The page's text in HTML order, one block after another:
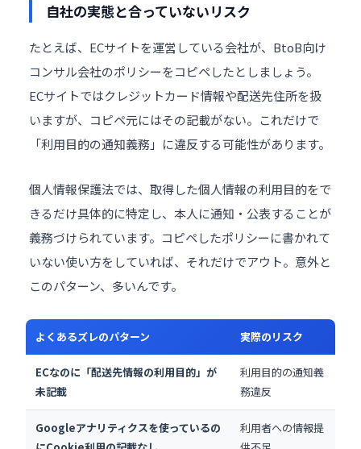
自社の実態と合っていないリスク
たとえば、ECサイトを運営している会社が、BtoB向け
コンサル会社のポリシーをコピペしたとしましょう。
ECサイトではクレジットカード情報や配送先住所を扱
いますが、コピペ元にはその記載がない。これだけで
「利用目的の通知義務」に違反する可能性があります。
個人情報保護法では、取得した個人情報の利用目的をで
きるだけ具体的に特定し、本人に通知・公表することが
義務づけられています。コピペしたポリシーに書かれて
いない使い方をしていれば、それだけでアウト。意外と
このパターン、多いんです。
よくあるズレのパターン 実際のリスク
ECなのに「配送先情報の利用目的」が
未記載
利用目的の通知義
務違反
Googleアナリティクスを使っているの
利用者への情報提